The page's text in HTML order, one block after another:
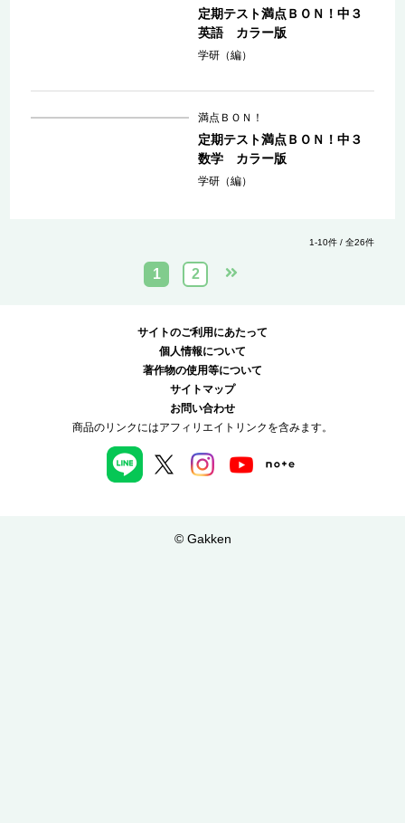
定期テスト満点ＢＯＮ！中３
英語 カラー版
学研（編）
満点ＢＯＮ！
定期テスト満点ＢＯＮ！中３
数学 カラー版
学研（編）
1-10件 / 全26件
1 2
サイトのご利用にあたって
個人情報について
著作物の使用等について
サイトマップ
お問い合わせ
商品のリンクにはアフィリエイトリンクを含みます。
© Gakken